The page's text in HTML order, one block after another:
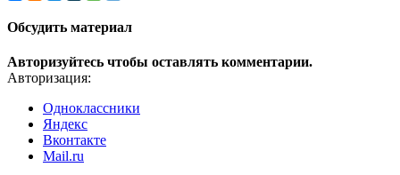
Обсудить материал
Авторизуйтесь чтобы оставлять комментарии.
Авторизация:
Одноклассники
Яндекс
Вконтакте
Mail.ru